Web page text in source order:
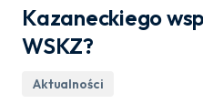
Kazaneckiego
WSKZ?
Aktualności